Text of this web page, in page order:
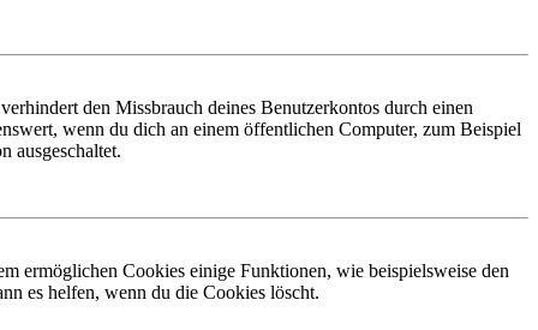
den Missbrauch deines Benutzerkontos durch einen
wenn du dich an einem öffentlichen Computer, zum Beispiel
ausgeschaltet.
ermöglichen Cookies einige Funktionen, wie beispielsweise den
es helfen, wenn du die Cookies löscht.